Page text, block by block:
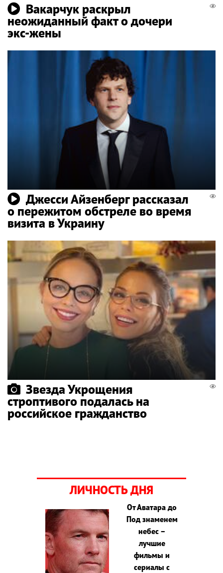
Вакарчук раскрыл
неожиданный факт о дочери
экс-жены
Джесси Айзенберг рассказал
о пережитом обстреле во время
визита в Украину
Звезда Укрощения
строптивого подалась на
российское гражданство
ЛИЧНОСТЬ ДНЯ
От Аватара до
Под знаменем
небес –
лучшие
фильмы и
сериалы с